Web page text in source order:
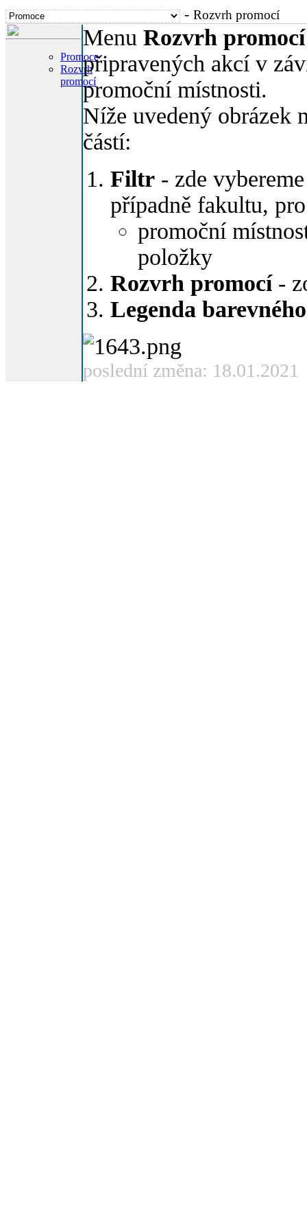
- Rozvrh promocí
Promoce
Rozvrh
promocí
Menu Rozvrh promocí
připravených akcí v
promoční místnosti.
Níže uvedený obrázek
částí:
Filtr - zde
případně fakultu,
promoční
položky
Rozvrh promocí-
Legenda
poslední změna: 18.01.2021